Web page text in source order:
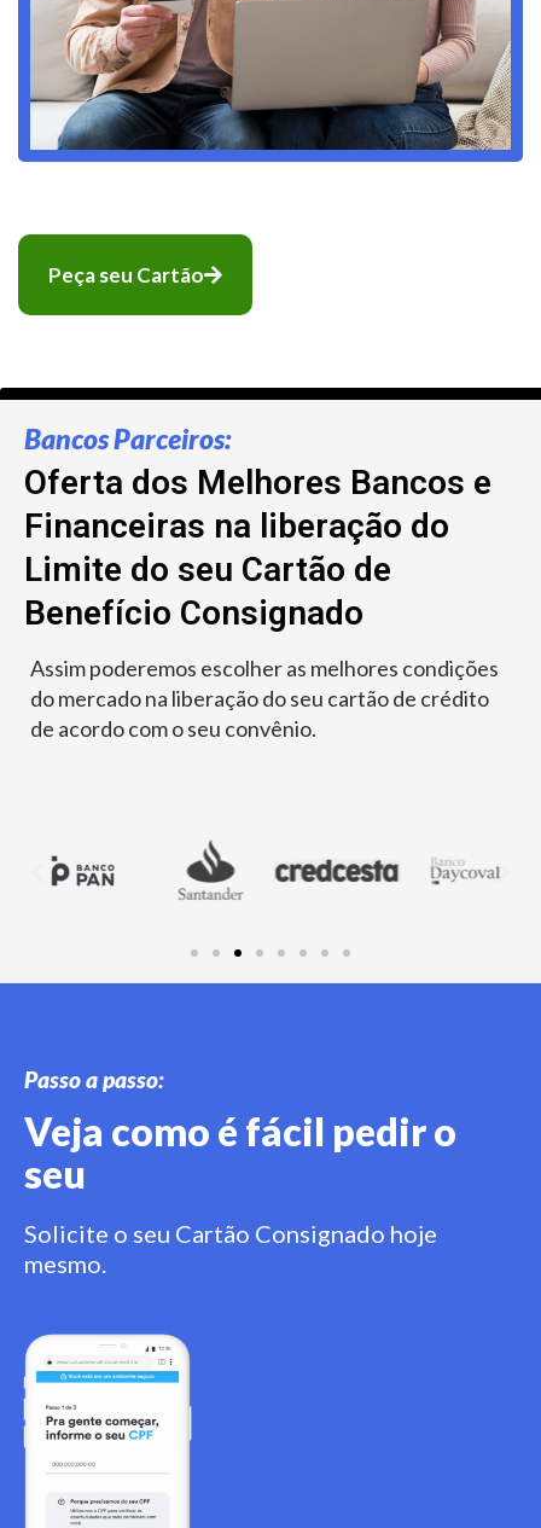
Peça seu Cartão
Bancos Parceiros:
Oferta dos Melhores Bancos e
Financeiras na liberação do
Limite do seu Cartão de
Benefício Consignado
Assim poderemos escolher as melhores condições
do mercado na liberação do seu cartão de crédito
de acordo com o seu convênio.
Passo a passo:
Veja como é fácil pedir o
seu
Solicite o seu Cartão Consignado hoje
mesmo.